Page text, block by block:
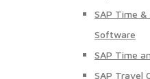
SAP Time
Software
SAP Time
SAP Travel